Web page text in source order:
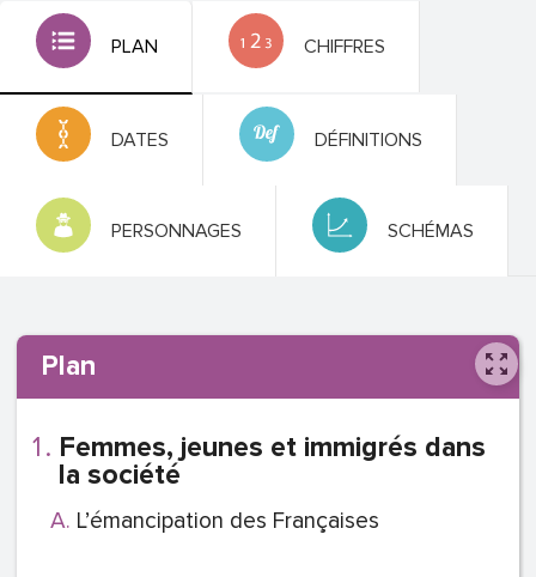
FICHES DE COURS
PLAN CHIFFRES
DATES DÉFINITIONS
PERSONNAGES SCHÉMAS
Plan
Femmes, jeunes et immigrés dans
la société
L’émancipation des Françaises